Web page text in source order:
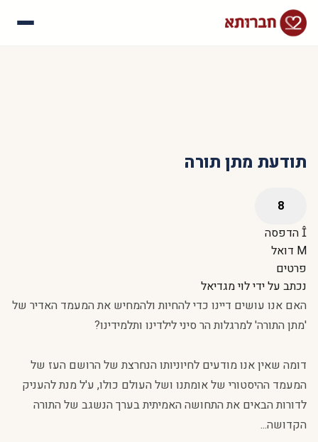
תודעת מתן תורה
הדפסה
דואל
פרטים
נכתב על ידילוי מגדיאל
האם אנו עושים דיינו כדי להחיות ולהמחיש את המעמד האדיר של
'מתן התורה' למרגלות הר סיני לילדינו ותלמידינו?
דומה שאין אנו מודעים לחיוניותו הנחרצת של הרושם העז של
המעמד ההיסטורי של אומתנו ושל העולם כולו, ע'ל מנת להעניק
לדורות הבאים את התחושה האמיתית בערך הנשגב של התורה
הקדושה...